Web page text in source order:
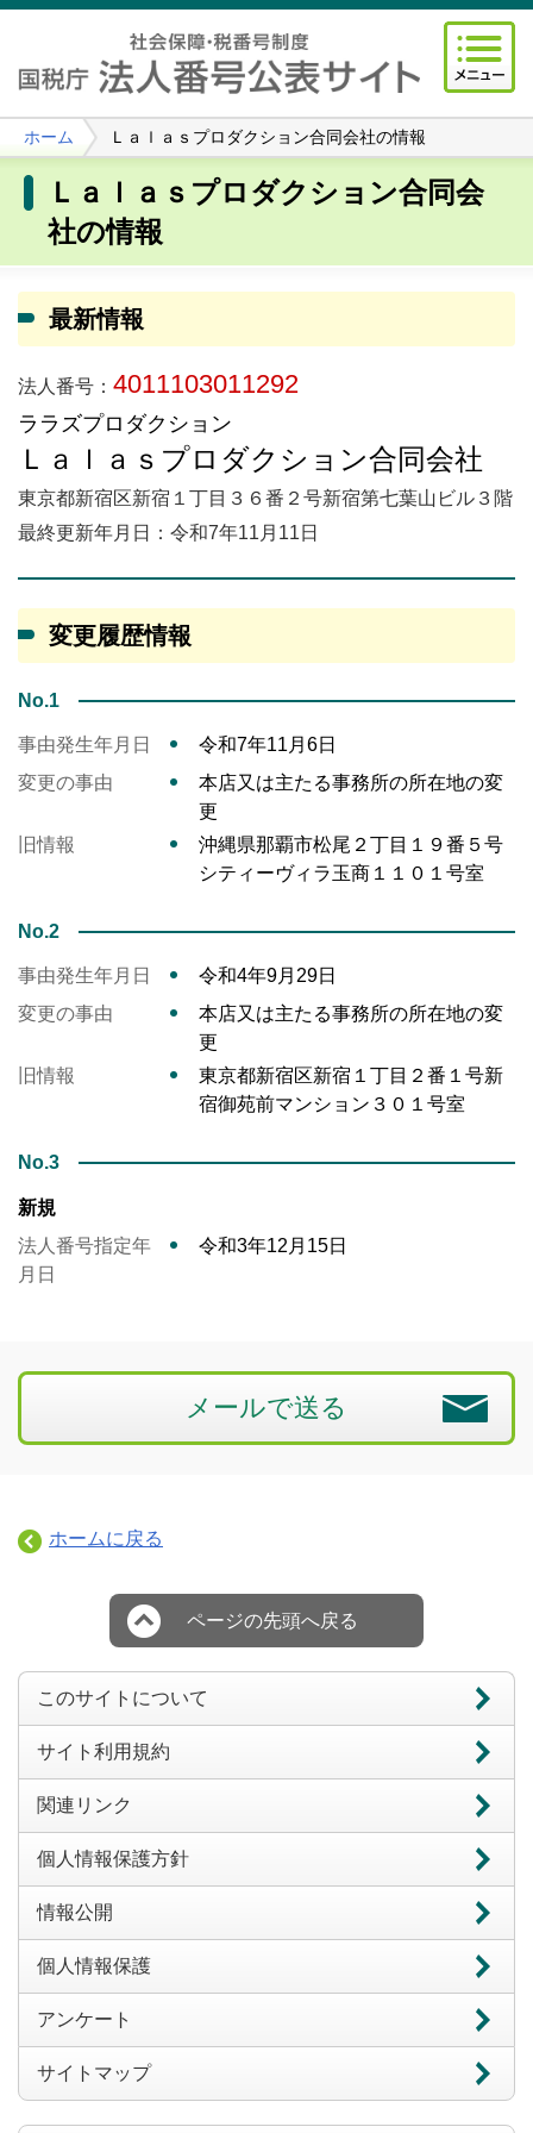
ホーム Ｌａｌａｓプロダクション合同会社の情報
Ｌａｌａｓプロダクション合同会
社の情報
最新情報
法人番号： 4011103011292
ララズプロダクション
Ｌａｌａｓプロダクション合同会社
東京都新宿区新宿１丁目３６番２号新宿第七葉山ビル３階
最終更新年月日：令和7年11月11日
変更履歴情報
No.1
事由発生年月日
令和7年11月6日
変更の事由
本店又は主たる事務所の所在地の変
更
旧情報
沖縄県那覇市松尾２丁目１９番５号
シティーヴィラ玉商１１０１号室
No.2
事由発生年月日
令和4年9月29日
変更の事由
本店又は主たる事務所の所在地の変
更
旧情報
東京都新宿区新宿１丁目２番１号新
宿御苑前マンション３０１号室
No.3
新規
法人番号指定年
月日
令和3年12月15日
メールで送る
ホームに戻る
ページの先頭へ戻る
このサイトについて
サイト利用規約
関連リンク
個人情報保護方針
情報公開
個人情報保護
アンケート
サイトマップ